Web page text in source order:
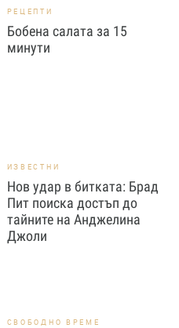
РЕЦЕПТИ
Бобена салата за 15
минути
ИЗВЕСТНИ
Нов удар в битката: Брад
Пит поиска достъп до
тайните на Анджелина
Джоли
СВОБОДНО ВРЕМЕ